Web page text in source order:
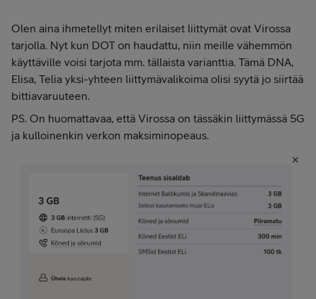
Olen aina ihmetellyt miten erilaiset liittymät ovat Virossa
tarjolla. Nyt kun DOT on haudattu, niin meille vähemmön
käyttäville voisi tarjota mm. tällaista varianttia. Tämä DNA,
Elisa, Telia yksi-yhteen liittymävalikoima olisi syytä jo siirtää
bittiavaruuteen.
PS. On huomattavaa, että Virossa on tässäkin liittymässä 5G
ja kulloinenkin verkon maksiminopeaus.